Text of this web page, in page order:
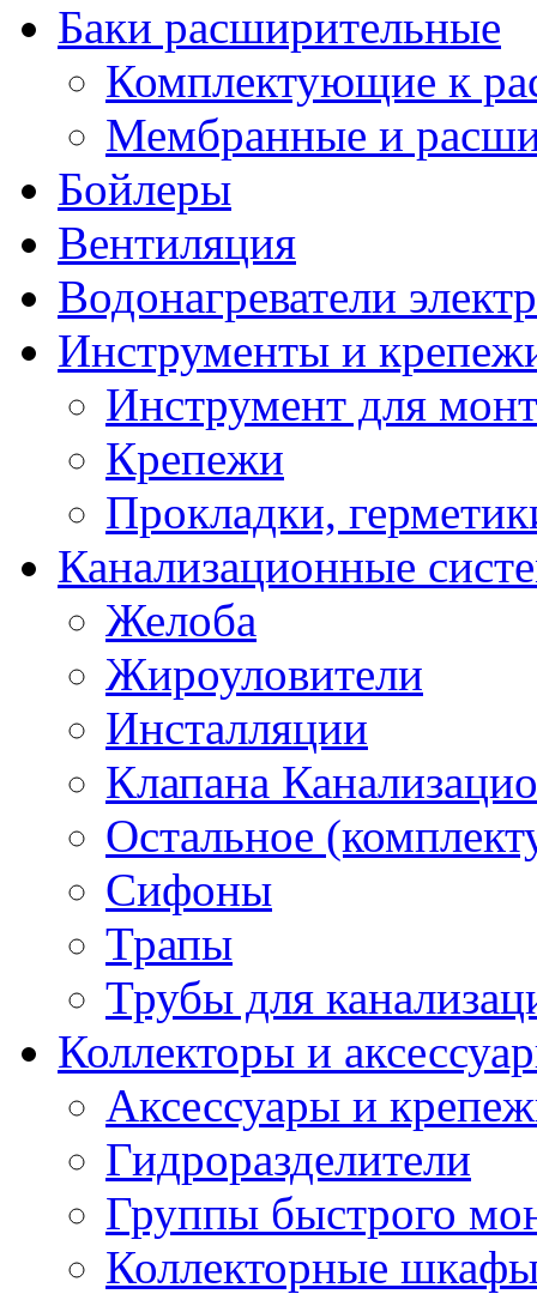
Баки расширительные
Комплектующие к
Мембранные и
Бойлеры
Вентиляция
Водонагреватели
Инструменты и
Инструмент для
Крепежи
Прокладки,
Канализационные
Желоба
Жироуловители
Инсталляции
Клапана
Остальное
Сифоны
Трапы
Трубы для
Коллекторы и
Аксессуары и
Гидроразделители
Группы быстрого
Коллекторные